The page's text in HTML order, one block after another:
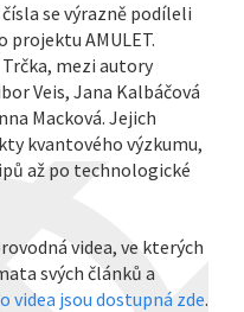
se výrazně podíleli
projektu AMULET.
mezi autory
Veis, Jana Kalbáčová
Macková. Jejich
kvantového výzkumu,
až po technologické
videa, ve kterých
svých článků a
videa jsou dostupná zde.